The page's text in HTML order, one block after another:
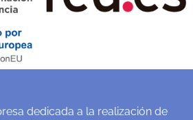
dedicada a la realización de